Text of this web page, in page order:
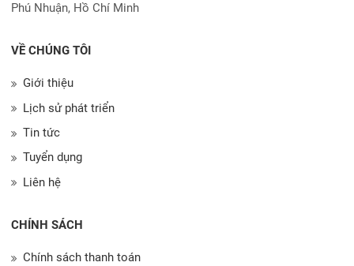
Phú Nhuận, Hồ Chí Minh
VỀ CHÚNG TÔI
Giới thiệu
Lịch sử phát triển
Tin tức
Tuyển dụng
Liên hệ
CHÍNH SÁCH
Chính sách thanh toán